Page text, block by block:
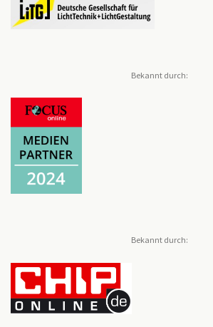
Bekannt durch:
Bekannt durch: